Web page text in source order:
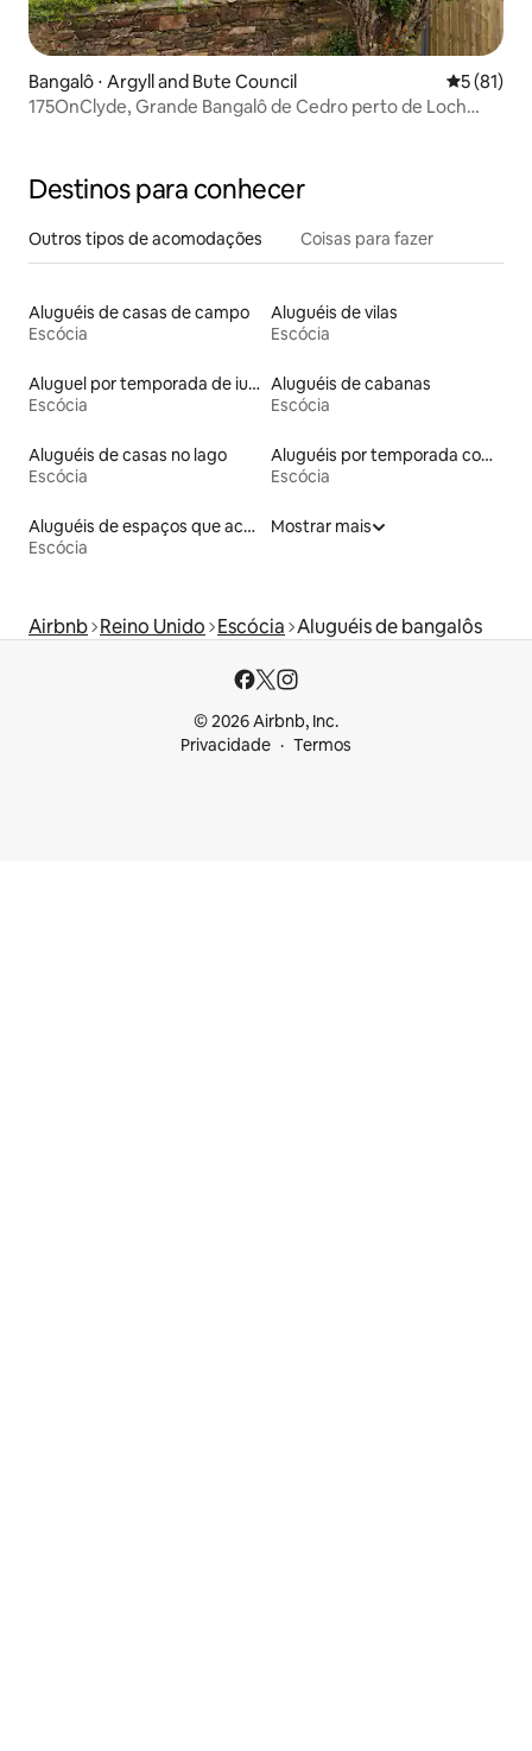
Bangalô ⋅ Argyll and Bute Council 5 de uma
5 (81)
175OnClyde, Grande Bangalô de Cedro perto de Loch
Destinos para conhecer
Outros tipos de acomodações Coisas para fazer
Aluguéis de casas de campo
Escócia
Aluguéis de vilas
Escócia
Aluguel por temporada de iurtas
Escócia
Aluguéis de cabanas
Escócia
Aluguéis de casas no lago
Escócia
Aluguéis por temporada com café da manhã
Escócia
Aluguéis de espaços que aceitam animais de estimação
Escócia
Mostrar mais
Airbnb Reino Unido Escócia Aluguéis de bangalôs
© 2026 Airbnb, Inc.
Privacidade
Termos